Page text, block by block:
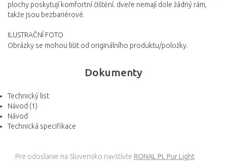
plochy poskytují komfortní čištění. dveře nemají dole žádný rám,
takže jsou bezbariérové.
ILUSTRAČNÍ FOTO
Obrázky se mohou lišit od originálního produktu/položky.
Dokumenty
Technický list
Návod (1)
Návod
Technická specifikace
Pre odoslanie na Slovensko navštívte RONAL PL Pur Light